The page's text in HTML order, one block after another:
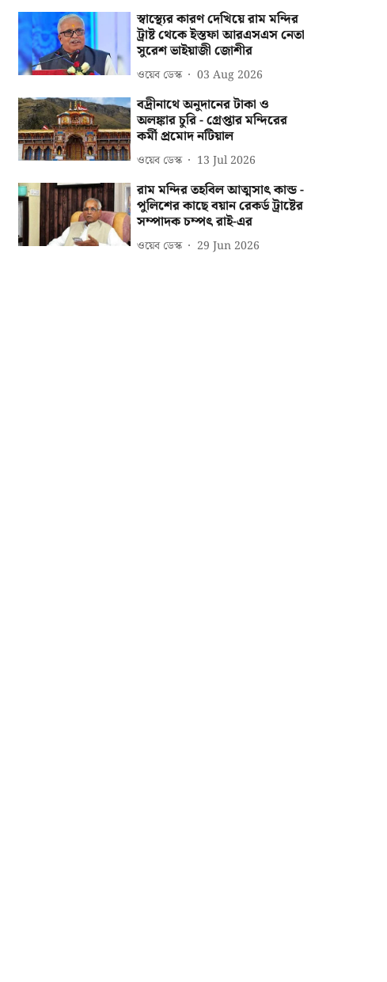
স্বাস্থ্যের কারণ দেখিয়ে রাম মন্দির
ট্রাষ্ট থেকে ইস্তফা আরএসএস নেতা
সুরেশ ভাইয়াজী জোশীর
ওয়েব ডেস্ক 03 Aug 2026
বদ্রীনাথে অনুদানের টাকা ও
অলঙ্কার চুরি - গ্রেপ্তার মন্দিরের
কর্মী প্রমোদ নটিয়াল
ওয়েব ডেস্ক 13 Jul 2026
রাম মন্দির তহবিল আত্মসাৎ কান্ড -
পুলিশের কাছে বয়ান রেকর্ড ট্রাষ্টের
সম্পাদক চম্পৎ রাই-এর
ওয়েব ডেস্ক 29 Jun 2026